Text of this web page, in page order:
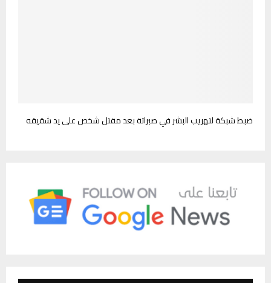
ضبط شبكة لتهريب البشر في صبراتة بعد مقتل شخص على يد شقيقه